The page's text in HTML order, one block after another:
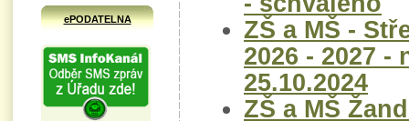
ePODATELNA
ZŠ a MŠ -
2026 - 2027 -
25.10.2024
ZŠ a MŠ